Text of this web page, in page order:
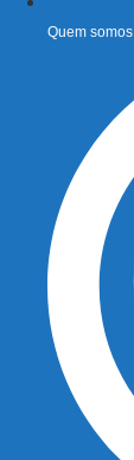
Quem somos